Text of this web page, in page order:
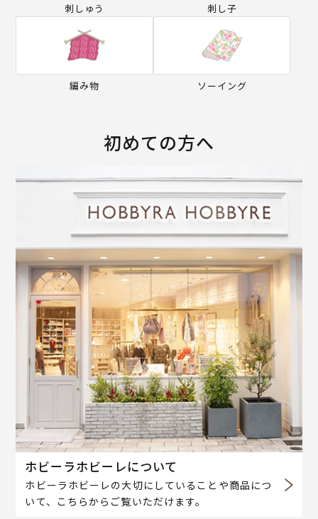
刺しゅう 刺し子
編み物 ソーイング
初めての方へ
ホビーラホビーレについて
ホビーラホビーレの大切にしていることや商品につ
いて、こちらからご覧いただけます。